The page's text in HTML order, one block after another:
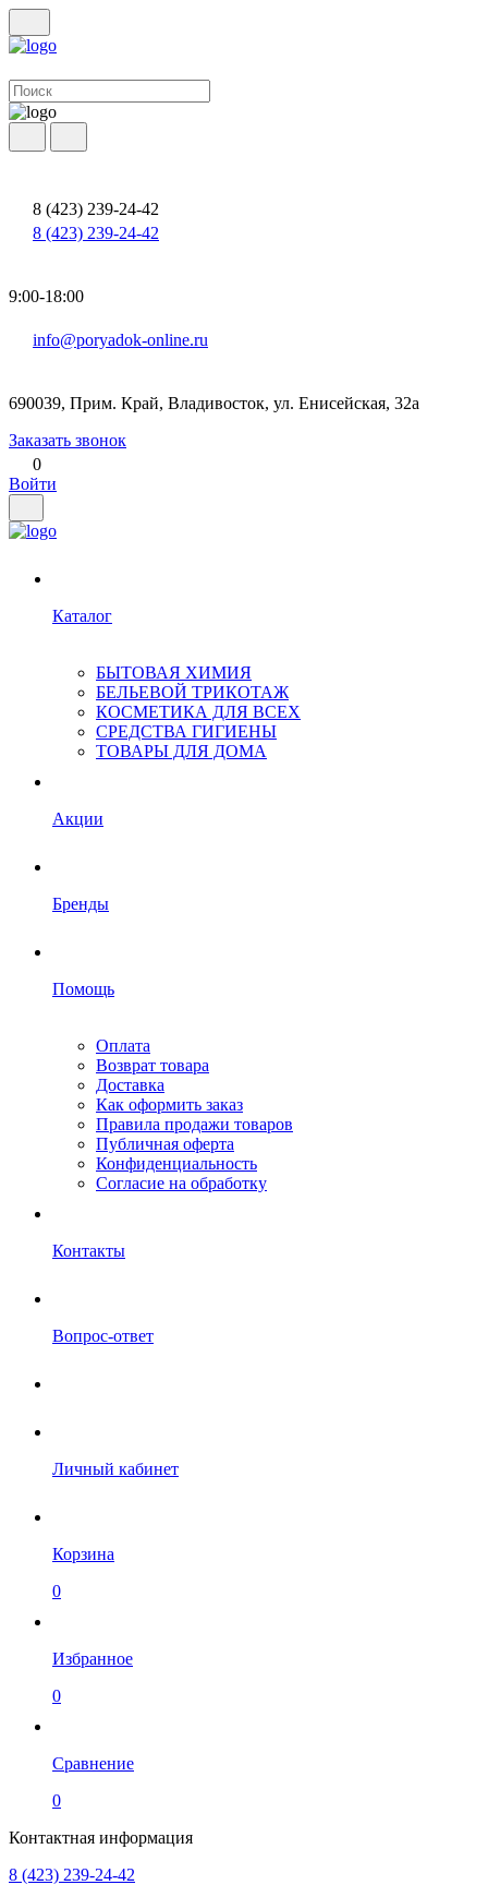
8 (423) 239-24-42
8 (423) 239-24-42
9:00-18:00
info@poryadok-online.ru
690039, Прим. Край, Владивосток, ул. Енисейская, 32а
Заказать звонок
0
Войти
Каталог
БЫТОВАЯ ХИМИЯ
БЕЛЬЕВОЙ ТРИКОТАЖ
КОСМЕТИКА ДЛЯ ВСЕХ
СРЕДСТВА ГИГИЕНЫ
ТОВАРЫ ДЛЯ ДОМА
Акции
Бренды
Помощь
Оплата
Возврат товара
Доставка
Как оформить заказ
Правила продажи товаров
Публичная оферта
Конфиденциальность
Согласие на обработку
Контакты
Вопрос-ответ
Личный кабинет
Корзина
0
Избранное
0
Сравнение
0
Контактная информация
8 (423) 239-24-42